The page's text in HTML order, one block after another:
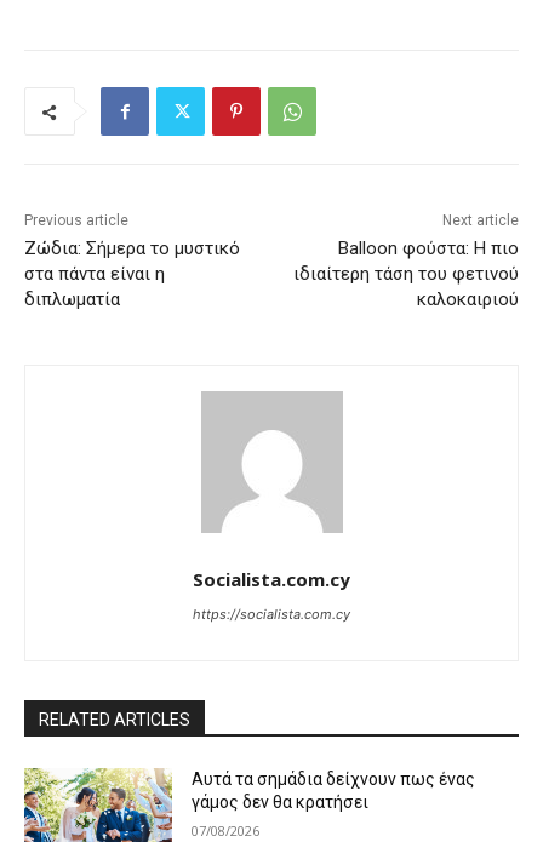
Previous article
Ζώδια: Σήμερα το μυστικό
στα πάντα είναι η
διπλωματία
Next article
Balloon φούστα: Η πιο
ιδιαίτερη τάση του φετινού
καλοκαιριού
Socialista.com.cy
https://socialista.com.cy
RELATED ARTICLES
Αυτά τα σημάδια δείχνουν πως ένας
γάμος δεν θα κρατήσει
07/08/2026